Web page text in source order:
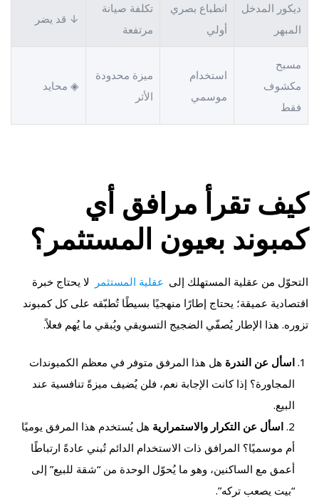
ديكور المدخل
المبهر
انطباع بصري
أولي
تكلفة صيانة
مرتفعة
↓ قد يضر
مسبح
مكشوف
فقط
استخدام
موسمي
ميزة محدودة
الأثر
◈ محايد
كيف تقرأ مرافق أي
كمبوند بعيون المستثمر؟
التحوّل من عقلية المستهلك إلى عقلية المستثمر
لا يحتاج خبرة
اقتصادية عميقة؛ يحتاج إطارًا منهجيًا بسيطًا تُطبّقه على كل كمبوند
تزوره. هذا الإطار يُصفّي الضجيج التسويقي ويُبقي ما يُهم فعلاً.
اسأل عن الندرة هل هذا المرفق متوفر في معظم الكمبوندات
المجاورة؟ إذا كانت الإجابة نعم، فلن يُضيف ميزةً تنافسية عند
البيع.
2. اسأل عن التكرار والاستمرارية هل يُستخدم هذا المرفق يوميًا
أم موسميًا؟ المرافق ذات الاستخدام الدائم تُبني عادةً ارتباطًا
أعمق مع الساكنين، وهو ما يُحوّل الوحدة من “شقة للبيع” إلى
“بيت يصعب تركه”.